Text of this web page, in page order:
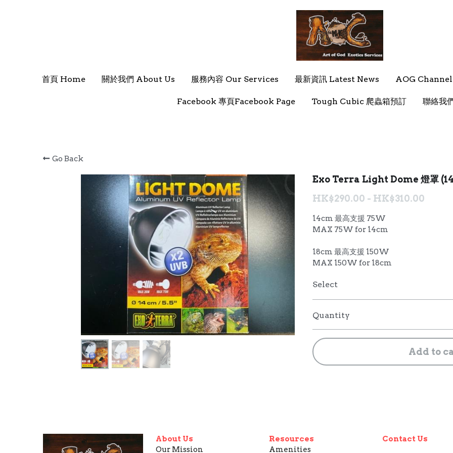
首頁 Home 關於我們 About Us 服務內容 Our Services 最新資訊 Latest News AOG Channel
Facebook 專頁Facebook Page Tough Cubic 爬蟲箱預訂 聯絡我
首頁 Home 關於我們 About Us 服務內容 Our Services 最新資訊 Latest News AOG Channel
Facebook 專頁Facebook Page Tough Cubic 爬蟲箱預訂 聯絡我
Go Back
Exo Terra Light Dome 燈罩
HK$290.00 - HK$310.00
14cm 最高支援 75W
MAX 75W for 14cm
18cm 最高支援 150W
MAX 150W for 18cm
Select
Quantity
Add to
About Us
Our Mission
Resources
Amenities
Contact Us